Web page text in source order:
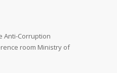
Anti-Corruption
room Ministry of